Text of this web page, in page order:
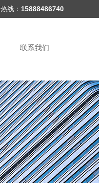
线： 15888486740
联系我们